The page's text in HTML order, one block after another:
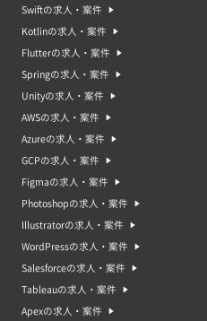
Swiftの求人・案件
Kotlinの求人・案件
Flutterの求人・案件
Springの求人・案件
Unityの求人・案件
AWSの求人・案件
Azureの求人・案件
GCPの求人・案件
Figmaの求人・案件
Photoshopの求人・案件
Illustratorの求人・案件
WordPressの求人・案件
Salesforceの求人・案件
Tableauの求人・案件
Apexの求人・案件